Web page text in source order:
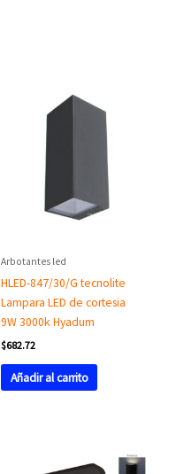
Arbotantes led
HLED-847/30/G tecnolite
Lampara LED de cortesia
9W 3000k Hyadum
$682.72
Añadir al carrito